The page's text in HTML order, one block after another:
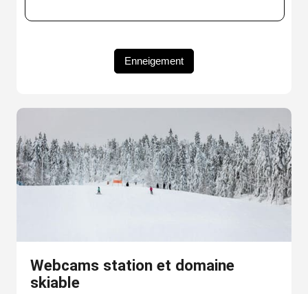
Enneigement
Webcams station et domaine
skiable